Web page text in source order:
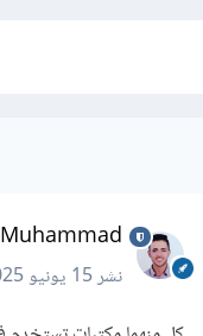
نشر15 يونيو 2025